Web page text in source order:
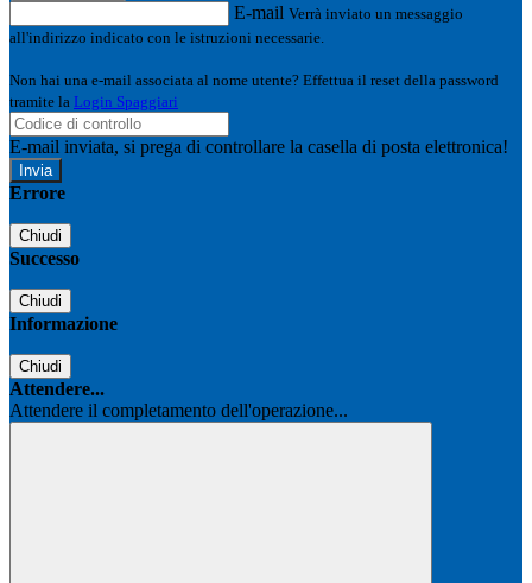
E-mail Verrà inviato un messaggio
all'indirizzo indicato con le istruzioni necessarie.
Non hai una e-mail associata al nome utente? Effettua il reset della password
tramite la Login Spaggiari
E-mail inviata, si prega di controllare la casella di posta elettronica!
Errore
Chiudi
Successo
Chiudi
Informazione
Chiudi
Attendere...
Attendere il completamento dell'operazione...